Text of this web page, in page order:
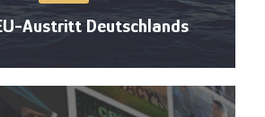
Austritt Deutschlands